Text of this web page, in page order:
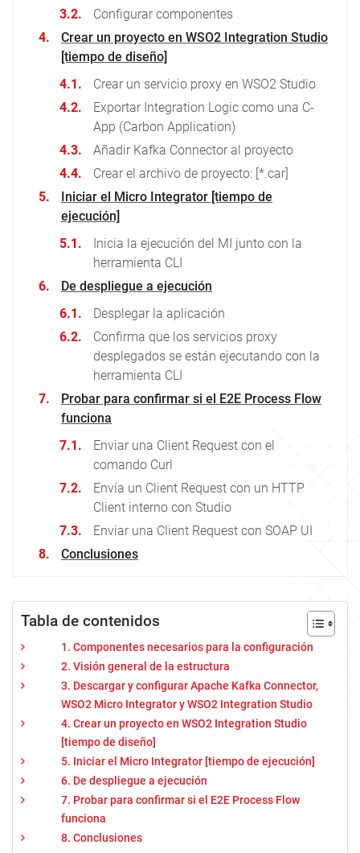
Configurar componentes
Crear un proyecto en WSO2 Integration Studio
[tiempo de diseño]
Crear un servicio proxy en WSO2 Studio
Exportar Integration Logic como una C-
App (Carbon Application)
Añadir Kafka Connector al proyecto
Crear el archivo de proyecto: [*.car]
Iniciar el Micro Integrator [tiempo de
ejecución]
Inicia la ejecución del MI junto con la
herramienta CLI
De despliegue a ejecución
Desplegar la aplicación
Confirma que los servicios proxy
desplegados se están ejecutando con la
herramienta CLI
Probar para confirmar si el E2E Process Flow
funciona
Enviar una Client Request con el
comando Curl
Envía un Client Request con un HTTP
Client interno con Studio
Enviar una Client Request con SOAP UI
Conclusiones
Tabla de contenidos
1. Componentes necesarios para la configuración
2. Visión general de la estructura
3. Descargar y configurar Apache Kafka Connector,
WSO2 Micro Integrator y WSO2 Integration Studio
4. Crear un proyecto en WSO2 Integration Studio
[tiempo de diseño]
5. Iniciar el Micro Integrator [tiempo de ejecución]
6. De despliegue a ejecución
7. Probar para confirmar si el E2E Process Flow
funciona
8. Conclusiones